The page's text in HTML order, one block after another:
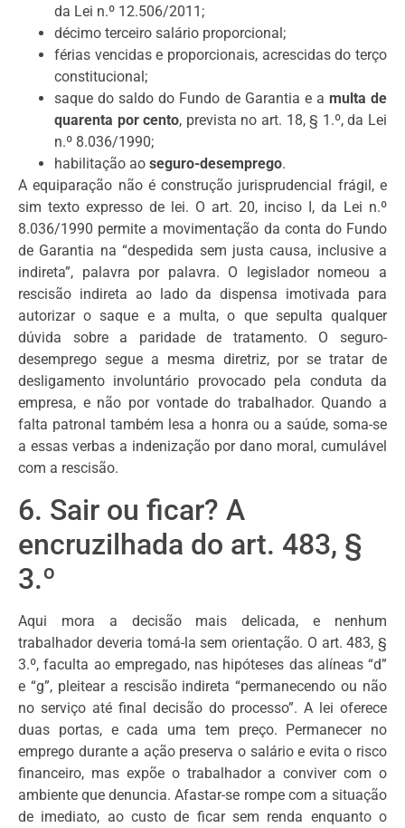
da Lei n.º 12.506/2011;
décimo terceiro salário proporcional;
férias vencidas e proporcionais, acrescidas do terço
constitucional;
saque do saldo do Fundo de Garantia e a multa de
quarenta por cento, prevista no art. 18, § 1.º, da Lei
n.º 8.036/1990;
habilitação ao seguro-desemprego.
A equiparação não é construção jurisprudencial frágil, e
sim texto expresso de lei. O art. 20, inciso I, da Lei n.º
8.036/1990 permite a movimentação da conta do Fundo
de Garantia na “despedida sem justa causa, inclusive a
indireta”, palavra por palavra. O legislador nomeou a
rescisão indireta ao lado da dispensa imotivada para
autorizar o saque e a multa, o que sepulta qualquer
dúvida sobre a paridade de tratamento. O seguro-
desemprego segue a mesma diretriz, por se tratar de
desligamento involuntário provocado pela conduta da
empresa, e não por vontade do trabalhador. Quando a
falta patronal também lesa a honra ou a saúde, soma-se
a essas verbas a indenização por dano moral, cumulável
com a rescisão.
6. Sair ou ficar? A
encruzilhada do art. 483, §
3.º
Aqui mora a decisão mais delicada, e nenhum
trabalhador deveria tomá-la sem orientação. O art. 483, §
3.º, faculta ao empregado, nas hipóteses das alíneas “d”
e “g”, pleitear a rescisão indireta “permanecendo ou não
no serviço até final decisão do processo”. A lei oferece
duas portas, e cada uma tem preço. Permanecer no
emprego durante a ação preserva o salário e evita o risco
financeiro, mas expõe o trabalhador a conviver com o
ambiente que denuncia. Afastar-se rompe com a situação
de imediato, ao custo de ficar sem renda enquanto o